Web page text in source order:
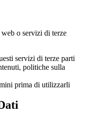
o servizi di terze
servizi di terze parti
politiche sulla
prima di utilizzarli